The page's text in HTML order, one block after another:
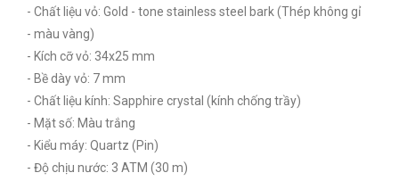
- Chất liệu vỏ: Gold - tone stainless steel bark (Thép không gỉ
- màu vàng)
- Kích cỡ vỏ: 34x25 mm
- Bề dày vỏ: 7 mm
- Chất liệu kính: Sapphire crystal (kính chống trầy)
- Mặt số: Màu trắng
- Kiểu máy: Quartz (Pin)
- Độ chịu nước: 3 ATM (30 m)